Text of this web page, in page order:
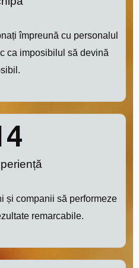
împreună cu personalul
ca imposibilul să devină
și companii să performeze
remarcabile.